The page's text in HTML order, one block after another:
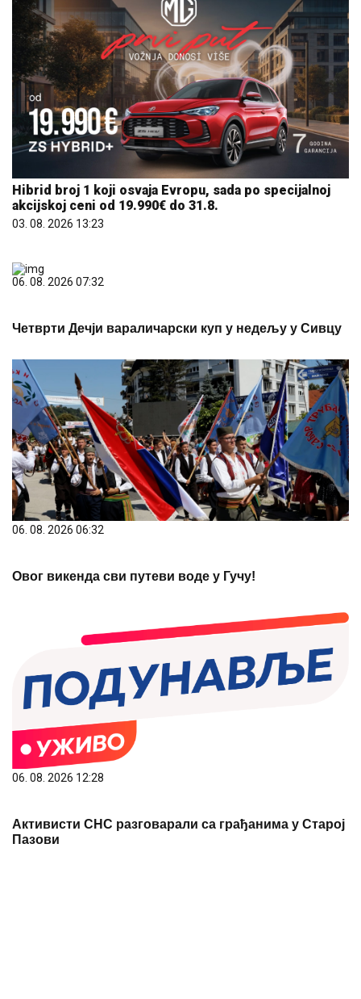
Hibrid broj 1 koji osvaja Evropu, sada po specijalnoj
akcijskoj ceni od 19.990€ do 31.8.
03. 08. 2026 13:23
06. 08. 2026 07:32
Четврти Дечји вараличарски куп у недељу у Сивцу
06. 08. 2026 06:32
Овог викенда сви путеви воде у Гучу!
Активисти СНС разговарали са грађанима у Старој
Пазови